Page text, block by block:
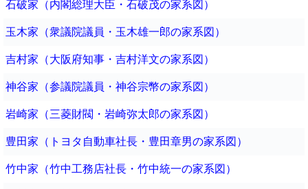
石破家（内閣総理大臣・石破茂の家系図）
玉木家（衆議院議員・玉木雄一郎の家系図）
吉村家（大阪府知事・吉村洋文の家系図）
神谷家（参議院議員・神谷宗幣の家系図）
岩崎家（三菱財閥・岩崎弥太郎の家系図）
豊田家（トヨタ自動車社長・豊田章男の家系図）
竹中家（竹中工務店社長・竹中統一の家系図）